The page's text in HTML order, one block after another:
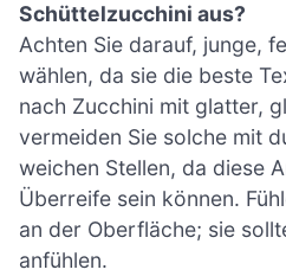
Schüttelzucchini aus?
Achten Sie darauf, junge,
wählen, da sie die beste
nach Zucchini mit glatter,
vermeiden Sie solche mit
weichen Stellen, da diese
Überreife sein können.
an der Oberfläche; sie
anfühlen.